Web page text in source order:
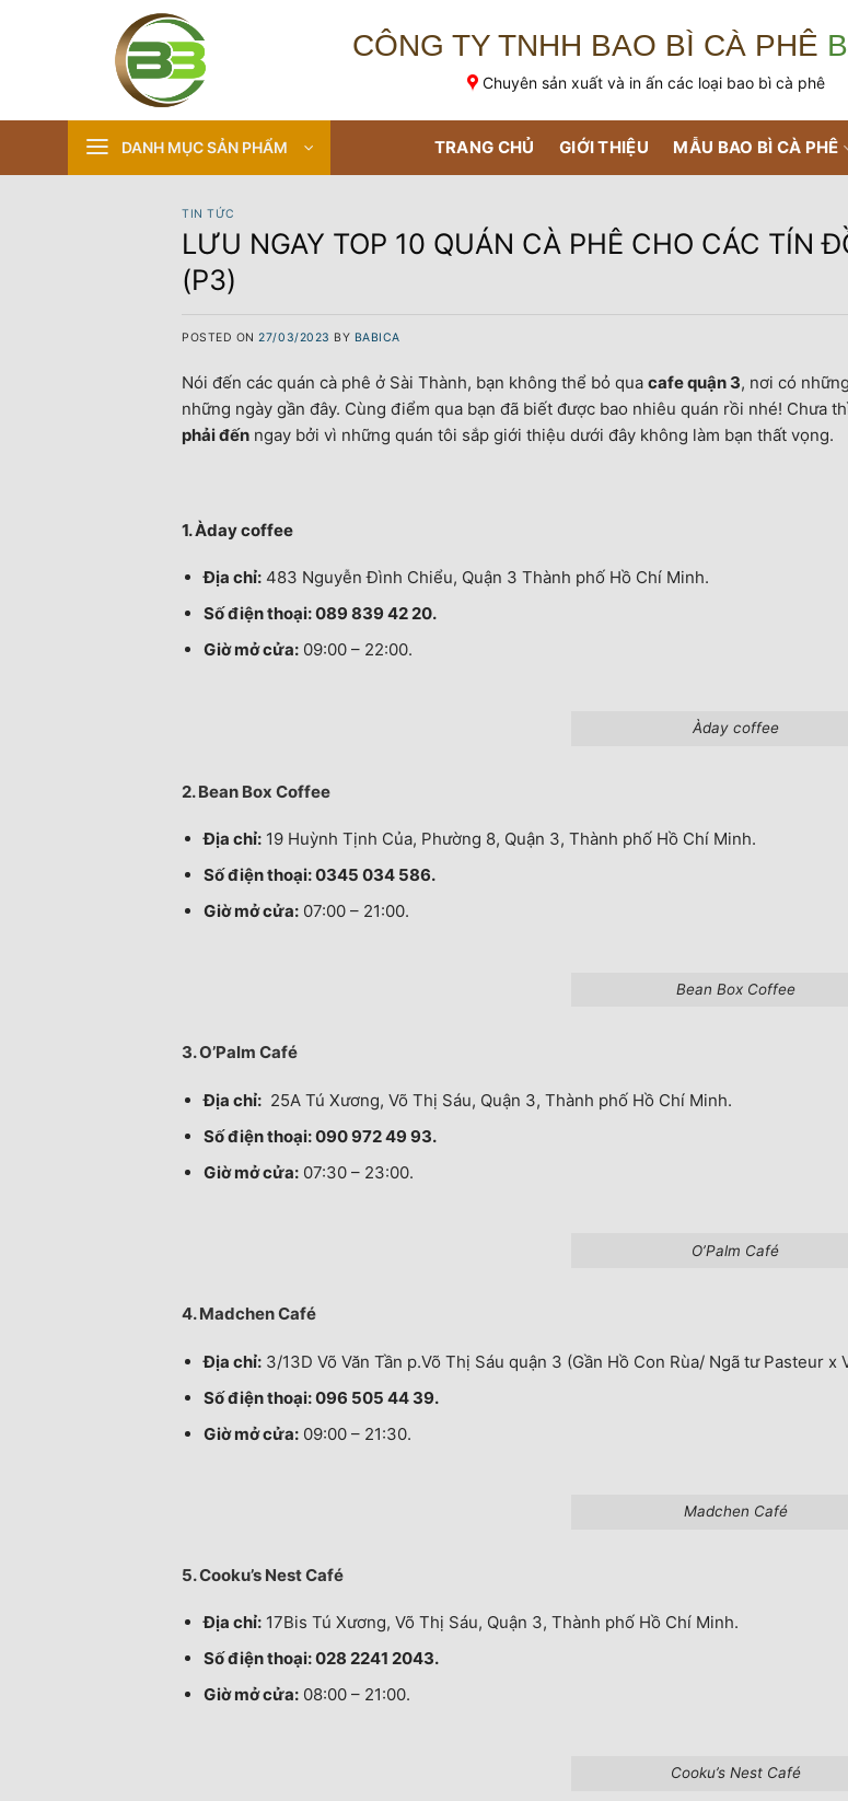
CÔNG TY TNHH BAO BÌ CÀ PHÊ
Chuyên sản xuất và in ấn các loại bao bì cà phê
DANH MỤC SẢN PHẨM TRANG CHỦ GIỚI THIỆU MẪU BAO BÌ CÀ PHÊ
TIN TỨC
LƯU NGAY TOP 10 QUÁN CÀ PHÊ CHO CÁC TÍN
(P3)
POSTED ON27/03/2023 BY BABICA
Nói đến các quán cà phê ở Sài Thành, bạn không thể bỏ quacafe quận 3, nơi có
những ngày gần đây. Cùng điểm qua bạn đã biết được bao nhiêu quán rồi nhé! Chưa
phải đến ngay bởi vì những quán tôi sắp giới thiệu dưới đây không làm bạn thất vọng.
1. Àday coffee
Địa chỉ:483 Nguyễn Đình Chiểu, Quận 3 Thành phố Hồ Chí Minh.
Số điện thoại: 089 839 42 20.
Giờ mở cửa:09:00 – 22:00.
Àday coffee
2. Bean Box Coffee
Địa chỉ:19 Huỳnh Tịnh Của, Phường 8, Quận 3, Thành phố Hồ Chí Minh.
Số điện thoại: 0345 034 586.
Giờ mở cửa:07:00 – 21:00.
Bean Box Coffee
3. O’Palm Café
Địa chỉ:25A Tú Xương, Võ Thị Sáu, Quận 3, Thành phố Hồ Chí Minh.
Số điện thoại: 090 972 49 93.
Giờ mở cửa:07:30 – 23:00.
O’Palm Café
4. Madchen Café
Địa chỉ:3/13D Võ Văn Tần p.Võ Thị Sáu quận 3 (Gần Hồ Con Rùa/ Ngã tư Pasteur x
Số điện thoại: 096 505 44 39.
Giờ mở cửa:09:00 – 21:30.
Madchen Café
5. Cooku’s Nest Café
Địa chỉ:17Bis Tú Xương, Võ Thị Sáu, Quận 3, Thành phố Hồ Chí Minh.
Số điện thoại: 028 2241 2043.
Giờ mở cửa:08:00 – 21:00.
Cooku’s Nest Café